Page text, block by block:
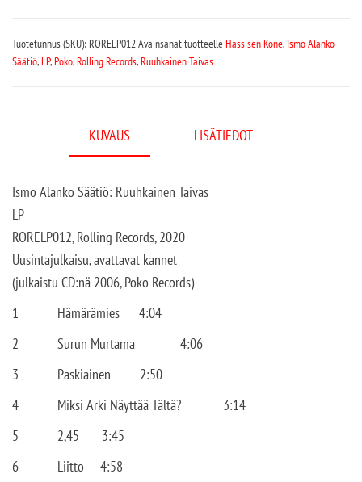
Tuotetunnus (SKU): RORELP012Avainsanat tuotteelleHassisen Kone, Ismo Alanko
Säätiö,LP,Poko,Rolling Records,Ruuhkainen Taivas
KUVAUS LISÄTIEDOT
Ismo Alanko Säätiö: Ruuhkainen Taivas
LP
RORELP012, Rolling Records, 2020
Uusintajulkaisu, avattavat kannet
(julkaistu CD:nä 2006, Poko Records)
1
Hämärämies
4:04
2
Surun Murtama
4:06
3
Paskiainen
2:50
4
Miksi Arki Näyttää Tältä?
3:14
5
2,45
3:45
6
Liitto
4:58